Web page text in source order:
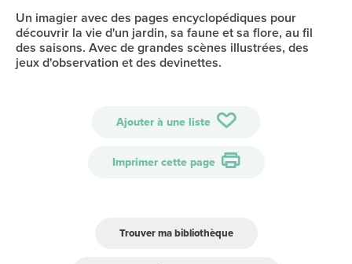
Un imagier avec des pages encyclopédiques pour
découvrir la vie d'un jardin, sa faune et sa flore, au fil
des saisons. Avec de grandes scènes illustrées, des
jeux d'observation et des devinettes.
Ajouter à une liste
Imprimer cette page
Trouver ma bibliothèque